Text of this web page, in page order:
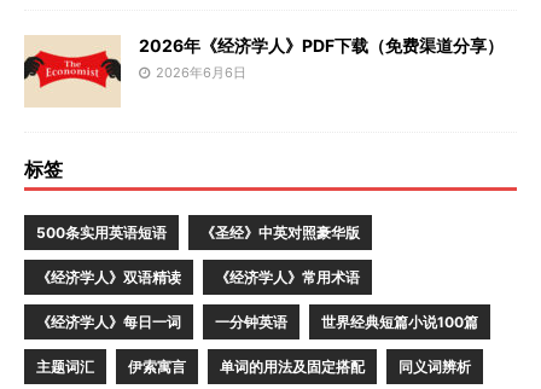
2026年《经济学人》PDF下载（免费渠道分享）
2026年6月6日
标签
500条实用英语短语 《圣经》中英对照豪华版
《经济学人》双语精读 《经济学人》常用术语
《经济学人》每日一词 一分钟英语 世界经典短篇小说100篇
主题词汇 伊索寓言 单词的用法及固定搭配 同义词辨析